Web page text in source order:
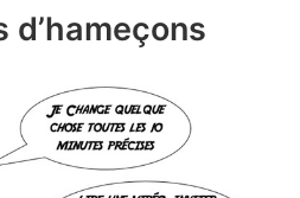
d’hameçons